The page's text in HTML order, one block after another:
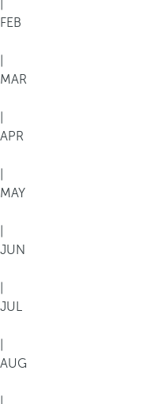
FEB
MAR
APR
MAY
JUN
JUL
AUG